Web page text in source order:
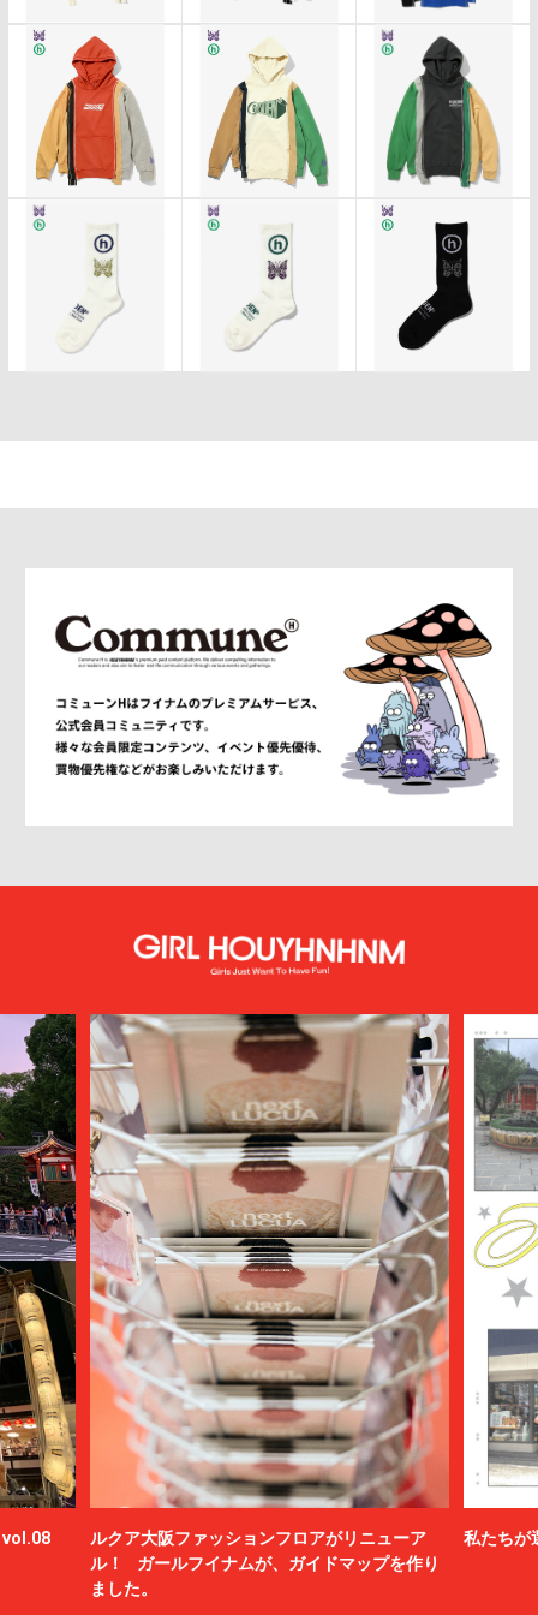
vol.08
ルクア大阪ファッションフロアがリニューア
ル！ ガールフイナムが、ガイドマップを作り
ました。
私たちが